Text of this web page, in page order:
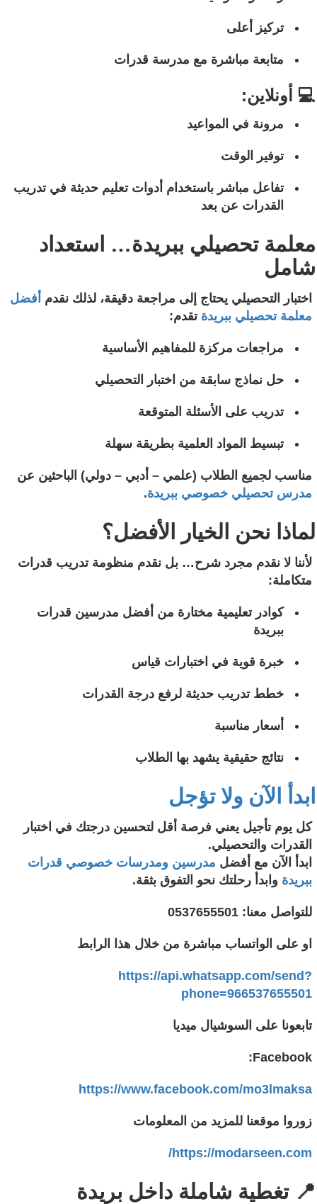
تركيز أعلى
متابعة مباشرة مع مدرسة قدرات
💻 أونلاين:
مرونة في المواعيد
توفير الوقت
تفاعل مباشر باستخدام أدوات تعليم حديثة في تدريب
القدرات عن بعد
معلمة تحصيلي ببريدة… استعداد
شامل
اختبار التحصيلي يحتاج إلى مراجعة دقيقة، لذلك نقدم أفضل
معلمة تحصيلي ببريدة تقدم:
مراجعات مركزة للمفاهيم الأساسية
حل نماذج سابقة من اختبار التحصيلي
تدريب على الأسئلة المتوقعة
تبسيط المواد العلمية بطريقة سهلة
مناسب لجميع الطلاب (علمي – أدبي – دولي) الباحثين عن
مدرس تحصيلي خصوصي ببريدة.
لماذا نحن الخيار الأفضل؟
لأننا لا نقدم مجرد شرح… بل نقدم منظومة تدريب قدرات
متكاملة:
كوادر تعليمية مختارة من أفضل مدرسين قدرات
ببريدة
خبرة قوية في اختبارات قياس
خطط تدريب حديثة لرفع درجة القدرات
أسعار مناسبة
نتائج حقيقية يشهد بها الطلاب
ابدأ الآن ولا تؤجل
كل يوم تأجيل يعني فرصة أقل لتحسين درجتك في اختبار
القدرات والتحصيلي.
ابدأ الآن مع أفضل مدرسين ومدرسات خصوصي قدرات
ببريدة وابدأ رحلتك نحو التفوق بثقة.
للتواصل معنا: 0537655501
او على الواتساب مباشرة من خلال هذا الرابط
https://api.whatsapp.com/send?
phone=966537655501
تابعونا على السوشيال ميديا
Facebook:
https://www.facebook.com/mo3lmaksa
زوروا موقعنا للمزيد من المعلومات
https://modarseen.com/
📍 تغطية شاملة داخل بريدة